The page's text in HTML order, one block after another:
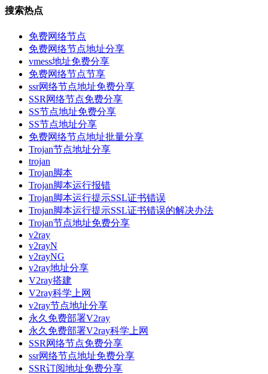
搜索热点
免费网络节点
免费网络节点地址分享
vmess地址免费分享
免费网络节点节享
ssr网络节点地址免费分享
SSR网络节点免费分享
SS节点地址免费分享
SS节点地址分享
免费网络节点地址批量分享
Trojan节点地址分享
trojan
Trojan脚本
Trojan脚本运行报错
Trojan脚本运行提示SSL证书错误
Trojan脚本运行提示SSL证书错误的解决办法
Trojan节点地址免费分享
v2ray
v2rayN
v2rayNG
v2ray地址分享
V2ray搭建
V2ray科学上网
v2ray节点地址分享
永久免费部署V2ray
永久免费部署V2ray科学上网
SSR网络节点免费分享
ssr网络节点地址免费分享
SSR订阅地址免费分享